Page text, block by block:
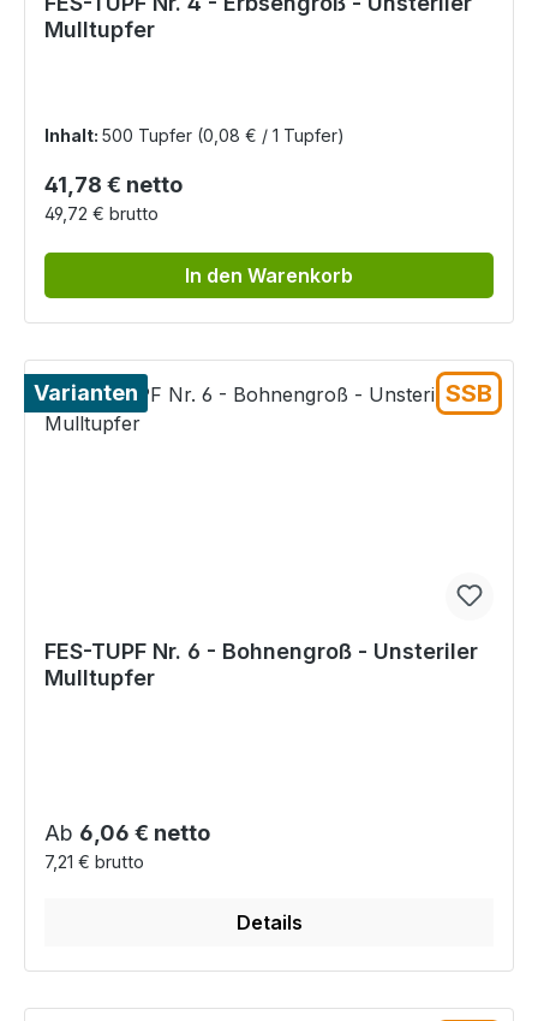
Mulltupfer
Inhalt: 500 Tupfer (0,08 € / 1 Tupfer)
Regulärer Preis:
41,78 € netto
49,72 € brutto
In den Warenkorb
Varianten SSB
FES-TUPF Nr. 6 - Bohnengroß - Unsteriler
Mulltupfer
Regulärer Preis:
Ab 6,06 € netto
7,21 € brutto
Details